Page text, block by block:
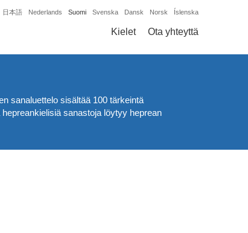
日本語 Nederlands Suomi Svenska Dansk Norsk Íslenska
Kielet Ota yhteyttä
sanaluettelo sisältää 100 tärkeintä
sanastoja löytyy heprean